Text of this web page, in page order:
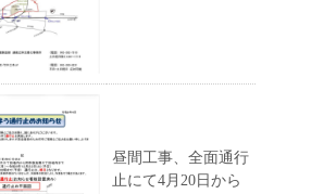
昼間工事、全面通行
止にて4月20日から